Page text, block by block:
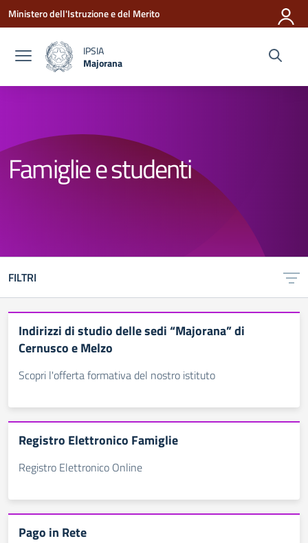
Vai ai contenuti
Vai al menu di navigazione
Vai al footer
Ministero dell'Istruzione e del Merito
IPSIA
Majorana
Famiglie e studenti
FILTRI
Indirizzi di studio delle sedi “Majorana” di
Cernusco e Melzo
Scopri l'offerta formativa del nostro istituto
Registro Elettronico Famiglie
Registro Elettronico Online
Pago in Rete